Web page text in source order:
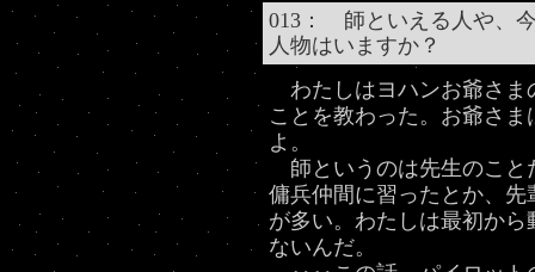
013： 師といえる人や、
人物はいますか？
わたしはヨハンお爺さま
ことを教わった。お爺さ
よ。
師というのは先生のこと
傭兵仲間に習ったとか、
が多い。わたしは最初か
ないんだ。